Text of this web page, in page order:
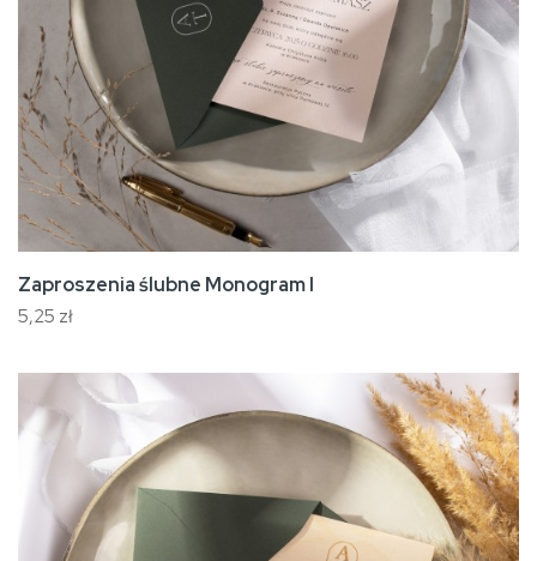
Zaproszenia ślubne Monogram I
5,25 zł